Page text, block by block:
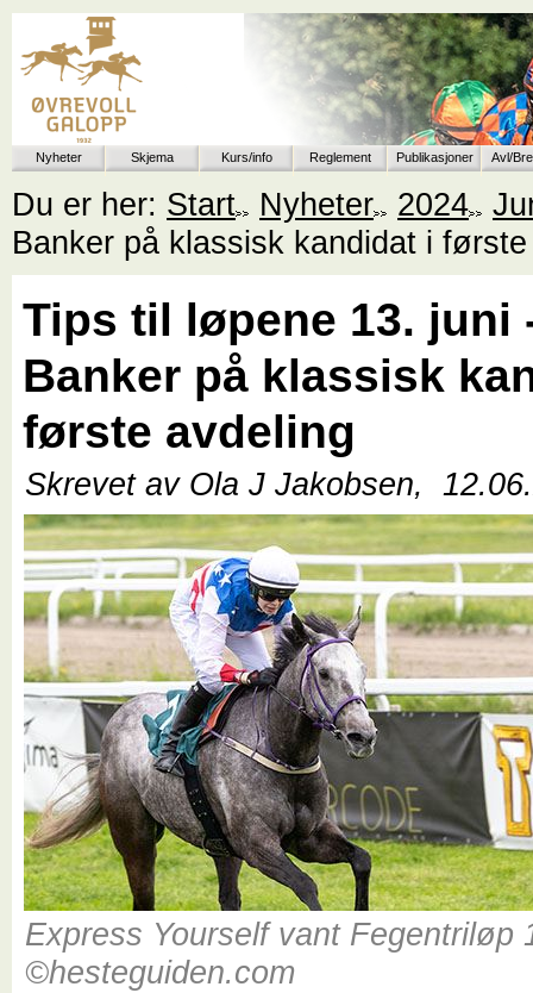
Nyheter Skjema Kurs/info Reglement Publikasjoner Avl/
Du er her: Start Nyheter 2024
Banker på klassisk kandidat i
Tips til løpene 13. juni
Banker på klassisk
første avdeling
Skrevet av Ola J Jakobsen,
Express Yourself vant Fegentriløp
©hesteguiden.com